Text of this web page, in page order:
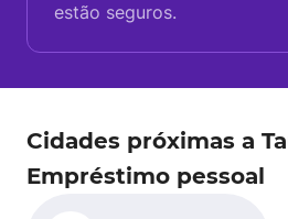
estão seguros.
Cidades próximas a
Empréstimo pessoal